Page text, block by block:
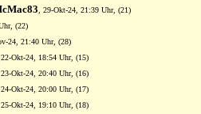
, 29-Okt-24, 21:39 Uhr, (21)
(22)
24, 21:40 Uhr, (28)
, 22-Okt-24, 18:54 Uhr, (15)
, 23-Okt-24, 20:40 Uhr, (16)
, 24-Okt-24, 20:00 Uhr, (17)
, 25-Okt-24, 19:10 Uhr, (18)